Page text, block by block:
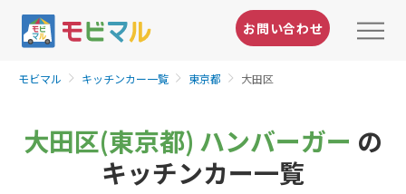
お問い合わせ
モビマル キッチンカー一覧 東京都 大田区
大田区(東京都) ハンバーガー の
キッチンカー一覧